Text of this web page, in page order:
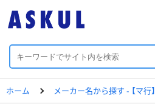
ホーム メーカー名から探す - 【マ行】